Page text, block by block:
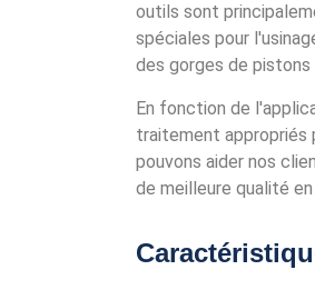
outils sont
spéciales pour
des gorges de
En fonction de
traitement appropriés
pouvons aider nos
de meilleure qualité